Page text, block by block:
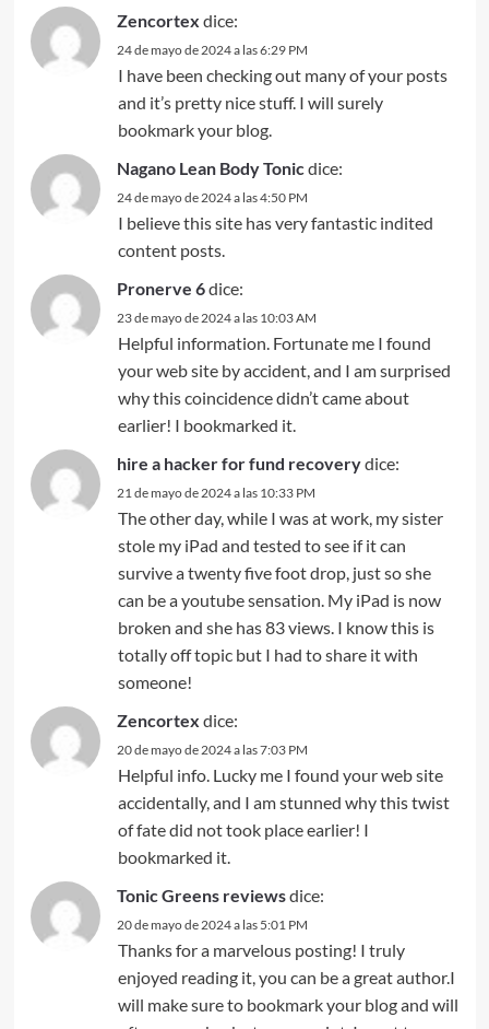
Zencortex dice:
24 de mayo de 2024 a las 6:29 PM
I have been checking out many of your posts
and it’s pretty nice stuff. I will surely
bookmark your blog.
Nagano Lean Body Tonicdice:
24 de mayo de 2024 a las 4:50 PM
I believe this site has very fantastic indited
content posts.
Pronerve 6dice:
23 de mayo de 2024 a las 10:03 AM
Helpful information. Fortunate me I found
your web site by accident, and I am surprised
why this coincidence didn’t came about
earlier! I bookmarked it.
hire a hacker for fund recoverydice:
21 de mayo de 2024 a las 10:33 PM
The other day, while I was at work, my sister
stole my iPad and tested to see if it can
survive a twenty five foot drop, just so she
can be a youtube sensation. My iPad is now
broken and she has 83 views. I know this is
totally off topic but I had to share it with
someone!
Zencortex dice:
20 de mayo de 2024 a las 7:03 PM
Helpful info. Lucky me I found your web site
accidentally, and I am stunned why this twist
of fate did not took place earlier! I
bookmarked it.
Tonic Greens reviewsdice:
20 de mayo de 2024 a las 5:01 PM
Thanks for a marvelous posting! I truly
enjoyed reading it, you can be a great author.I
will make sure to bookmark your blog and will